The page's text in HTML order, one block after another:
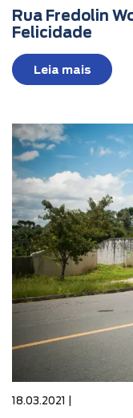
Rua Fredolin
Felicidade
Leia mais
18.03.2021 |